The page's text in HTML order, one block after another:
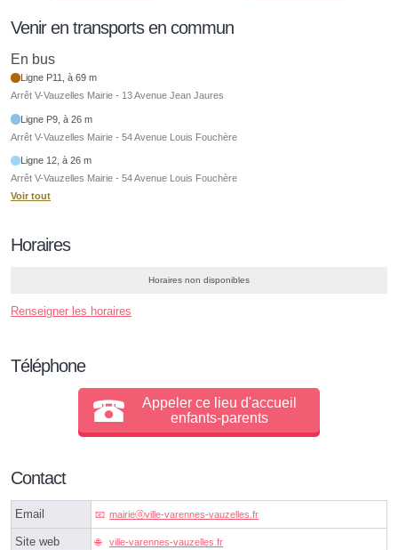
Venir en transports en commun
En bus
Ligne P11, à 69 m
Arrêt V-Vauzelles Mairie - 13 Avenue Jean Jaures
Ligne P9, à 26 m
Arrêt V-Vauzelles Mairie - 54 Avenue Louis Fouchère
Ligne 12, à 26 m
Arrêt V-Vauzelles Mairie - 54 Avenue Louis Fouchère
Voir tout
Horaires
Horaires non disponibles
Renseigner les horaires
Téléphone
Appeler ce lieu d'accueil
enfants-parents
Contact
Email mairieⓐville-varennes-vauzelles.fr
Site web ville-varennes-vauzelles.fr